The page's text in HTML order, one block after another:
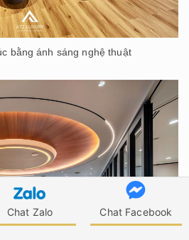
Chat Zalo Chat Facebook
bằng ánh sáng nghệ thuật